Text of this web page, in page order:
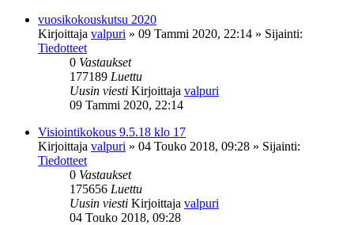
vuosikokouskutsu 2020
Kirjoittaja valpuri » 09 Tammi 2020, 22:14 » Sijainti:
Tiedotteet
0 Vastaukset
177189 Luettu
Uusin viesti Kirjoittaja valpuri
09 Tammi 2020, 22:14
Visiointikokous 9.5.18 klo 17
Kirjoittaja valpuri » 04 Touko 2018, 09:28 » Sijainti:
Tiedotteet
0 Vastaukset
175656 Luettu
Uusin viesti Kirjoittaja valpuri
04 Touko 2018, 09:28